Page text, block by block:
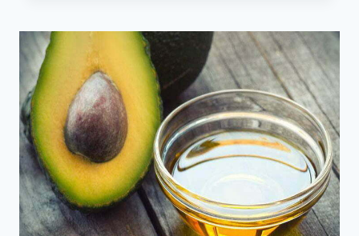
合
的
可
可
脂
液
压
油
压
机？